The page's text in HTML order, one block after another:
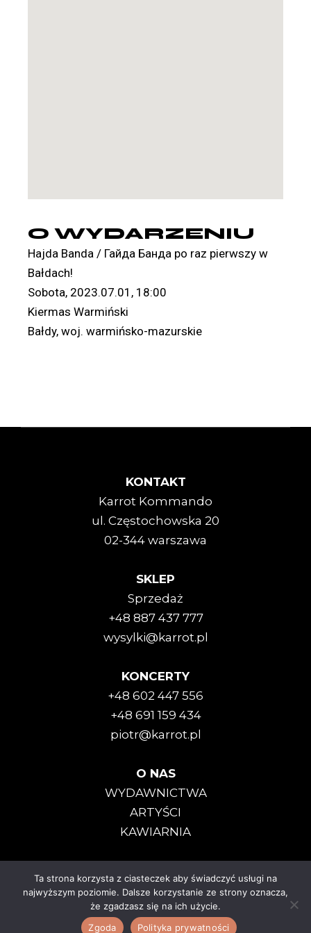
O WYDARZENIU
Hajda Banda / Гайда Банда po raz pierwszy w
Bałdach!
Sobota, 2023.07.01, 18:00
Kiermas Warmiński
Bałdy, woj. warmińsko-mazurskie
KONTAKT
Karrot Kommando
ul. Częstochowska 20
02-344 warszawa
SKLEP
Sprzedaż
+48 887 437 777
wysylki@karrot.pl
KONCERTY
+48 602 447 556
+48 691 159 434
piotr@karrot.pl
O NAS
WYDAWNICTWA
ARTYŚCI
KAWIARNIA
Karrot Kommando © 2025
Polityka Prywatności |Regulamin
Ta strona korzysta z ciasteczek aby świadczyć usługi na
najwyższym poziomie. Dalsze korzystanie ze strony oznacza,
że zgadzasz się na ich użycie.
Zgoda
Polityka prywatności